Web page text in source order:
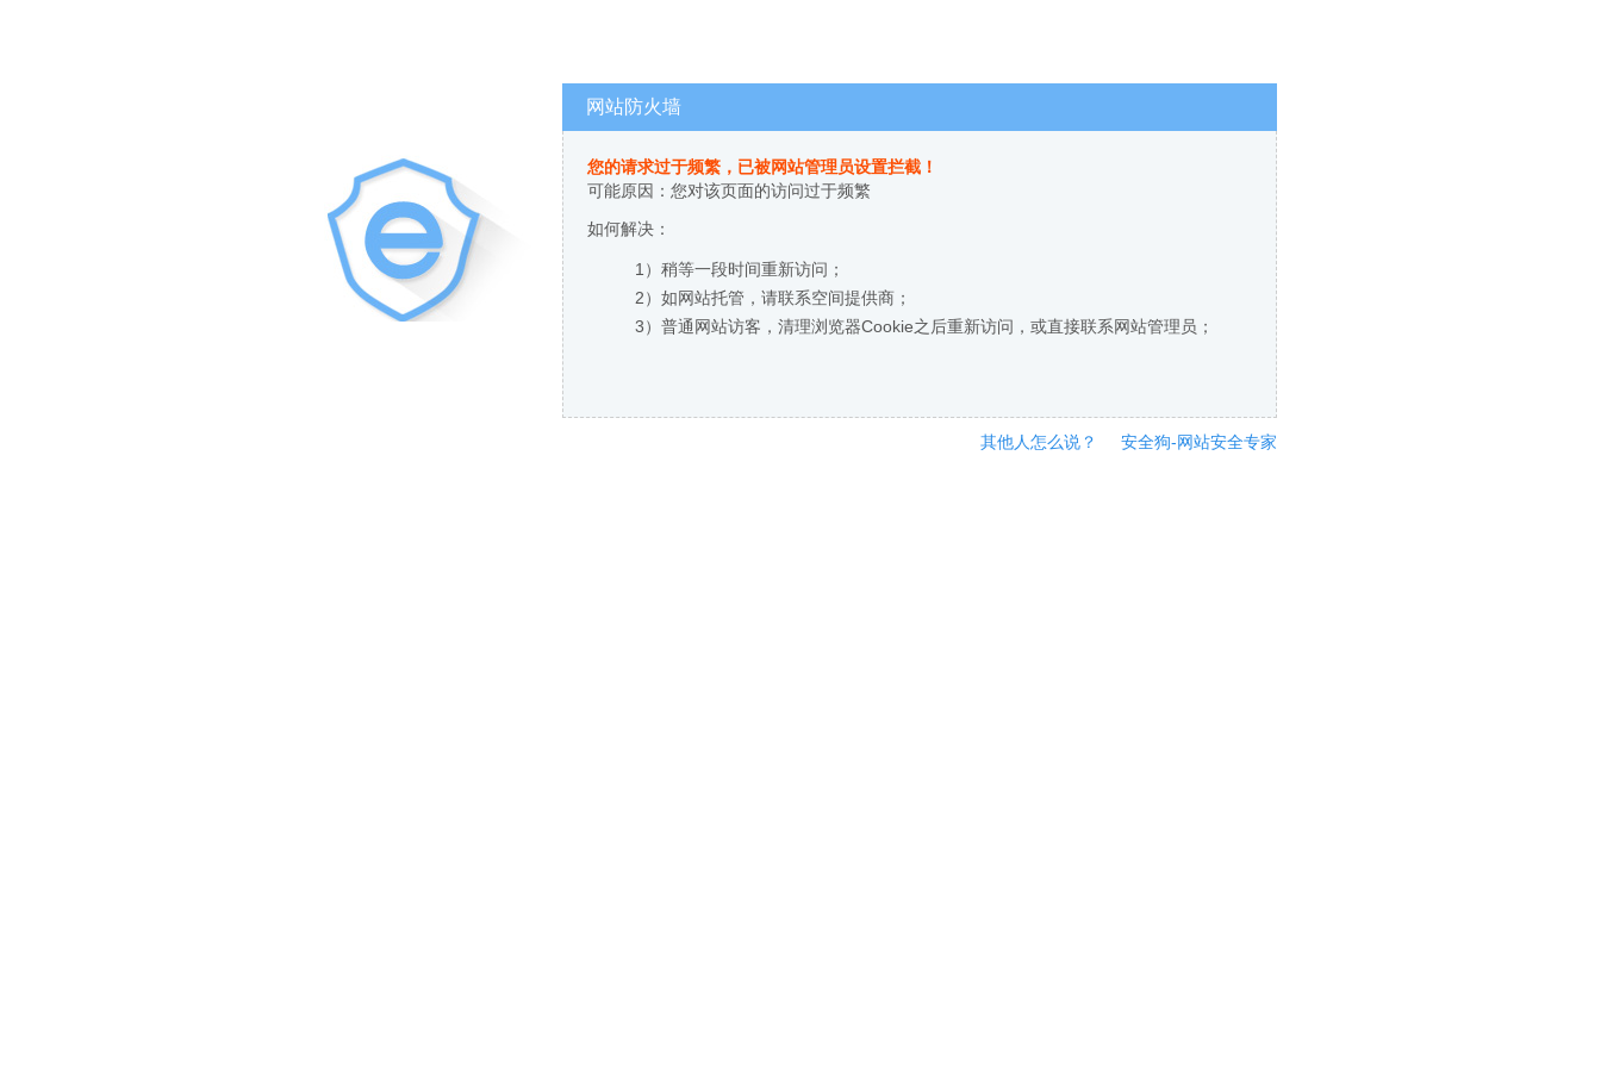
网站防火墙
您的请求过于频繁，已被网站管理员设置拦截！
可能原因：您对该页面的访问过于频繁
如何解决：
1）稍等一段时间重新访问；
2）如网站托管，请联系空间提供商；
3）普通网站访客，清理浏览器Cookie之后重新访问，或直接联系网站管理员；
其他人怎么说？ 安全狗-网站安全专家